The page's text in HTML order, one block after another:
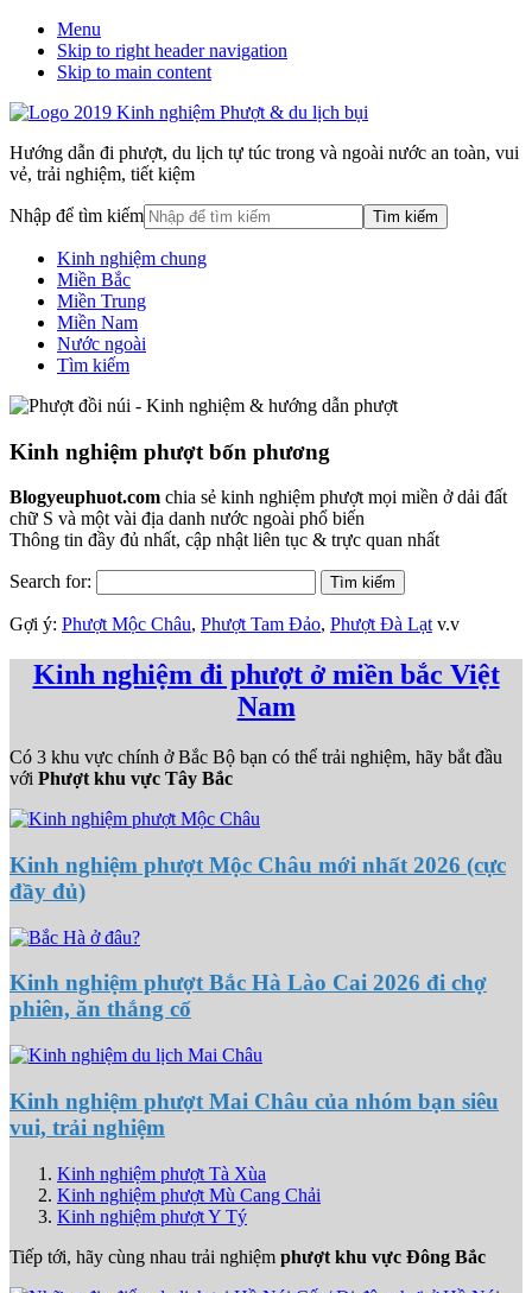
Menu
Skip to right header navigation
Skip to main content
Hướng dẫn đi phượt, du lịch tự túc trong và ngoài nước an toàn, vui
vẻ, trải nghiệm, tiết kiệm
Nhập để tìm kiếm
Kinh nghiệm chung
Miền Bắc
Miền Trung
Miền Nam
Nước ngoài
Tìm kiếm
Kinh nghiệm phượt bốn phương
Blogyeuphuot.com chia sẻ kinh nghiệm phượt mọi miền ở dải đất
chữ S và một vài địa danh nước ngoài phổ biến
Thông tin đầy đủ nhất, cập nhật liên tục & trực quan nhất
Search for:
Gợi ý: Phượt Mộc Châu, Phượt Tam Đảo, Phượt Đà Lạtv.v
Kinh nghiệm đi phượt ở miền bắc Việt
Nam
Có 3 khu vực chính ở Bắc Bộ bạn có thể trải nghiệm, hãy bắt đầu
với Phượt khu vực Tây Bắc
Kinh nghiệm phượt Mộc Châu mới nhất 2026 (cực
đầy đủ)
Kinh nghiệm phượt Bắc Hà Lào Cai 2026 đi chợ
phiên, ăn thắng cố
Kinh nghiệm phượt Mai Châu của nhóm bạn siêu
vui, trải nghiệm
Kinh nghiệm phượt Tà Xùa
Kinh nghiệm phượt Mù Cang Chải
Kinh nghiệm phượt Y Tý
Tiếp tới, hãy cùng nhau trải nghiệm phượt khu vực Đông Bắc